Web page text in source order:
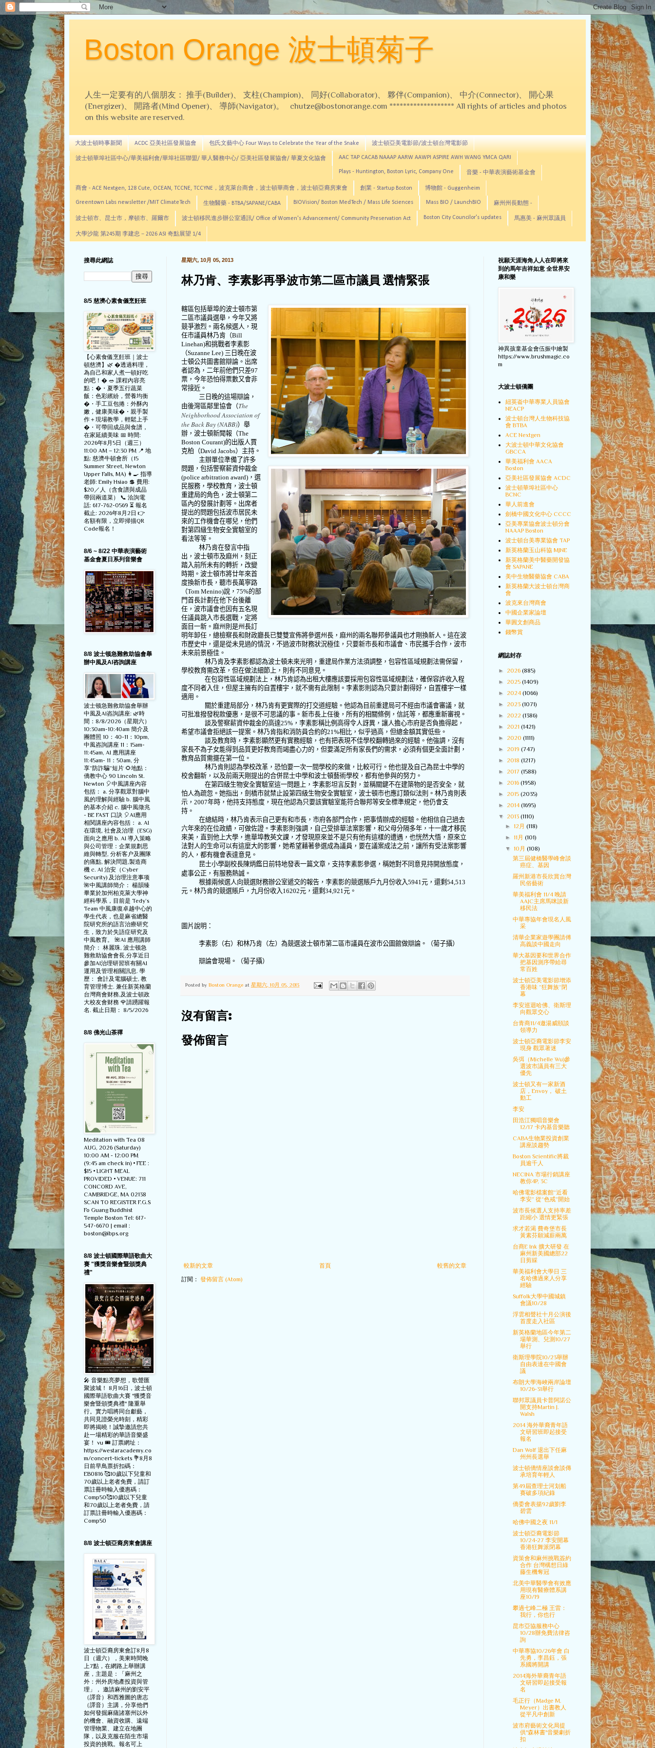
Boston Orange 波士頓菊子
人生一定要有的八個朋友： 推手(Builder)、 支柱(Champion)、 同好(Collaborator)、 夥伴(Companion)、 中介(Connector)、 開心果
(Energizer)、 開路者(Mind Opener)、 導師(Navigator)。 chutze@bostonorange.com ******************* All rights of articles and photos
on this website are reserved.
大波士頓時事新聞 ACDC 亞美社區發展協會 包氏文藝中心 Four Ways to Celebrate the Year of the Snake 波士頓亞美電影節/波士頓台灣電影節
波士頓華埠社區中心/華美福利會/華埠社區聯盟/ 華人醫務中心/ 亞美社區發展協會/ 華夏文化協會 AAC TAP CACAB NAAAP AARW AAWPI ASPIRE AWH WANG YMCA QARI
Plays - Huntington, Boston Lyric, Company One 音樂 - 中華表演藝術基金會
商會 - ACE Nextgen, 128 Cute, OCEAN, TCCNE, TCCYNE，波克萊台商會，波士頓華商會，波士頓亞裔房東會 創業 - Startup Boston 博物館 - Guggenheim
Greentown Labs newsletter /MIT ClimateTech 生物醫藥 - BTBA/SAPANE/CABA BIOVision/ Boston MedTech / Mass Life Sciences Mass BIO / LaunchBIO 麻州州長動態 -
波士頓市、昆士市，摩頓市、羅爾市 波士頓移民進步辦公室通訊/ Office of Women's Advancement/ Community Preservation Act Boston City Councilor's updates 馬惠美 - 麻州眾議員
大學沙龍 第245期 李建忠－2026 ASI 奇點展望 1/4
星期六, 10月 05, 2013
林乃肯、李素影再爭波市第二區市議員 選情緊張
轄區包括華埠的波士頓市第
二區市議員選舉，今年又將
競爭激烈。兩名候選人，現
任市議員林乃肯（Bill
Linehan)和挑戰者李素影
（Suzanne Lee) 三日晚在波
士頓公共圖書館辯論。出席
者認為，二年前他們只差97
票，今年恐怕得票數又會非
常接近。
三日晚的這場辯論，
由後灣區鄰里協會（The
Neighborhood Association of
the Back Bay (NABB)）舉
辦，波士頓新聞報（The
Boston Courant)的出版人賈
克柏（David Jacobs）主持。
主辦單位準備了許多
問題，包括警察薪資仲裁金
(police arbitration award) ，選
民服務，學校教育，波士頓
重建局的角色，波士頓第二
區內的發展計劃等。出席者
提出的問題包括波市居民未
來的工作機會在哪兒，他們
對第四級生物安全實驗室的
看法等等。
林乃肯在發言中指
出，波士頓市及麻州，刻正
踏入前所未有的轉折，改變
時期。波士頓市將廿年來首
度換新市長，聽市長萬寧路
（Tom Menino)說， 75%的部
門首長計劃在他下台後離
任，波市議會也因有五名現
任議員跳入市長選戰，定將
面目一新。麻州則是州長訂
明年卸任，總檢察長和財政廳長已雙雙宣佈將參選州長，麻州的兩名聯邦參議員也才剛換新人。這在波
市歷史中，還是從未見過的情況，不過波市財務狀況極佳，只要新市長和市議會、市民攜手合作，波市
未來前景極佳。
林乃肯及李素影都認為波士頓未來光明，重建局作業方法須調整，包容性區域規劃法需保留，
學校教育需改革，但在做法細節上，則有不同意見。
在包容性區域規劃法上，林乃肯認為出租大樓應該要採用包容性區域規劃法，確保容許收入程
度不同者入住，但屋主擁有的自置樓宇，就不需有此限制。李素影則認為只要計劃得好，自置樓宇一樣
適用。
關於重建局部分，林乃肯有更實際的打交道經驗。他認為目前重建局可不經由市議會審議，就
可批准撥發稅款優惠，是很不可思議的事。新市長上任後，所有的相關條例，信託等，都應重新審視。
談及警察薪資仲裁金的高達25% ，李素影稱比例高得令人訝異，讓人擔心市府是否負擔得起，
希望市議會拒絕該一提案。林乃肯指和消防員合約的21%相比，似乎過高，但總金額其實低些。
談及教育時，李素影顯然更有實務經驗，也有把表現不佳學校翻轉過來的經驗。他強調，沒有
家長不為子女能得到品質更好教育而竭盡心力的，但要滿足所有家長們的需求，必須有個更全面計劃，
教育品質需擺在第一位。
林乃肯則認為學校改革，恐怕要一次一間學校的來做，比較可行。他也提及自己為昆士中學的
校舍翻新，以及前兩天剛提出的合併昆士中學和波士頓藝術學校，都有他參與的努力。
在第四級生物安全實驗室這一問題上，李素影坦言反對，並稱關鍵不在建築物的是否安全，就
怕人為疏忽。她指出，劍橋市就禁止設第四級生物安全實驗室，波士頓市也應訂類似法則。林乃肯則表
示， 2007年時，他持支持態度，現在他認為只要該實驗室能符合聯邦等安全標準規定，他仍會支
持。
在總結時，林乃肯表示自己更有和市長，市府各部門合作，把事情辦成的經驗。他相信自己過去
六年來的在位政績，可做佐證。李素影則強調，自己受排華法案影響，和父母分隔多年，十一歲才移民
來美，直到他上大學，進華埠教英文課，才發現原來並不是只有他有這樣的遭遇，也恍然大悟，原來立
法對人的生命可以有這麼大的影響，她希望藉著參選成為議員，要在議案成法之前，讓所有受法案影響
的人，都有機會表達意見。
昆士小學副校長陳炳鑑日前特地發表一篇文章，支持李素影參選，稱她對不同意見持開放態度，
處事公正，有服務熱誠。
根據兩候選人向競選財務辦公室遞交的報告，李素影的競選賬戶九月份收入5941元，還剩 54,513
元。林乃肯的競選賬戶，九月份收入16202元，還剩 34,921元。
圖片說明：
李素影（右）和林乃肯（左）為競選波士頓市第二區市議員在波市公圖館做辯論。（菊子攝）
辯論會現場。（菊子攝）
Posted by Boston Orange at 星期六, 10月 05, 2013
沒有留言:
發佈留言
較新的文章 較舊的文章
首頁
訂閱： 發佈留言 (Atom)
搜尋此網誌
8/5 慈濟心素食儀烹飪班
【心素食儀烹飪班｜波士
頓慈濟】🌿 �透過料理，
為自己和家人煮一頓好吃
的吧！� 🥗 課程內容亮
點：�・夏季五行蔬菜
飯：色彩繽紛，營養均衡
�・手工豆包捲：外酥內
嫩，健康美味�・親手製
作＋現場教學，輕鬆上手
�・可帶回成品與食譜，
在家延續美味 📅 時間:
2026年8月5日（週三）
11:00 AM – 12:30 PM 📍 地
點: 慈濟牛頓會所（15
Summer Street, Newton
Upper Falls, MA) 👩‍🍳 指導
老師: Emily Hsiao 💲 費用:
$20／人（含食譜與成品
帶回兩道菜） 📞 洽詢電
話: 617-762-0569 ⏳ 報名
截止: 2026年8月2日 👉
名額有限，立即掃描QR
Code報名！
8/6 ~ 8/22 中華表演藝術
基金會夏日系列音樂會
8/8 波士顿急難救助協會舉
辦中風及AI咨詢講座
波士顿急難救助協會舉辦
中風及AI咨詢講座: 🌿時
間：8/8/2026（星期六）
10:30am-10:40am 簡介及
團體照 10：40-11：10pm,
中風咨詢講座 11：15am-
11:45am, AI 應用講座
11:45am- 11：50am, 分
享”防詐騙”短片 🌻地點：
僑教中心 90 Lincoln St.
Newton 🎈中風講座內容
包括： a. 分享觀眾對腦中
風的理解與經驗 b. 腦中風
的基本介紹 c. 腦中風徵兆
- BE FAST 口訣 🎈AI應用
相関講座內容包括： a. AI
在環境, 社會及治理（ESG)
面向之應用 b. AI 導入策略
與公司管理：企業規劃思
維與轉型, 分析客户及團隊
的痛點, 解決問題,製造商
機 c. AI 治安（Cyber
Security) 及治理注意事项
🌺中風講師簡介： 楊韻臻
畢業於加州柏克萊大學神
經科學系，目前是 Tedy‘s
Team 中風康復卓越中心的
學生代表，也是麻省總醫
院研究所的語言治療研究
生，致力於失語症研究及
中風教育。 🌺AI 應用講師
簡介： 林麗珠, 波士顿急
難救助協會會長,分享近日
參加AI治理研習班有關AI
運用及管理相關訊息. 學
歷： 會計及電腦硕士, 教
育管理博士. 兼任新英格蘭
台灣商會财務,及波士頓政
大校友會财務 🌹請踴躍報
名. 截止日期： 8/5/2026
8/8 佛光山茶禪
Meditation with Tea 08
AUG, 2026 (Saturday)
10:00 AM - 12:00 PM
(9:45 am check in) • FEE :
$15 • LIGHT MEAL
PROVIDED • VENUE: 711
CONCORD AVE,
CAMBRIDGE, MA 02138
SCAN TO REGISTER F.G.S
Fo Guang Buddhist
Temple Boston Tel: 617-
547-6670 | email :
boston@ibps.org
8/8 波士頓國際華語歌曲大
賽 "獲獎音樂會暨頒獎典
禮"
🎤 音樂點亮夢想，歌聲匯
聚波城！ 8月16日，波士頓
國際華語歌曲大賽 "獲獎音
樂會暨頒獎典禮" 隆重舉
行。實力唱將同台獻藝，
共同見證榮光時刻，精彩
即將揭曉！誠摯邀請您共
赴一場精彩的華語音樂盛
宴！ vu 🎟️ 訂票網址：
https://westaracademy.co
m/concert-tickets 💐8月8
日前早鳥票折扣碼：
EB0816 🥰10歲以下兒童和
70歲以上老者免費，請訂
票註冊時輸入優惠碼：
Comp50🥰10歲以下兒童
和70歲以上老者免費，請
訂票註冊時輸入優惠碼：
Comp50
8/8 波士頓亞裔房東會講座
波士頓亞裔房東會訂8月8
日（週六），美東時間晚
上7點，在網路上舉辦講
座，主題是：「麻州之
外：州外房地產投資與管
理」， 邀請麻州的劉安平
（譯音）和西雅圖的唐志
（譯音）主講，分享他們
如何發掘麻薩諸塞州以外
的機會、融資收購、遠端
管理物業、建立在地團
隊，以及克服在陌生市場
投資的挑戰。報名可上
祝願天涯海角人人在即將來
到的馬年吉祥如意 全世界安
康和樂
神異孩童基金會伍振中繪製
https://www.brushmagic.co
m
大波士頓僑團
紐英崙中華專業人員協會
NEACP
波士頓台灣人生物科技協
會 BTBA
ACE Nextgen
大波士頓中華文化協會
GBCCA
華美福利會 AACA
Boston
亞美社區發展協會 ACDC
波士頓華埠社區中心
BCNC
華人前進會
劍橋中國文化中心 CCCC
亞美專業協會波士頓分會
NAAAP Boston
波士頓台美專業協會 TAP
新英格蘭玉山科協 MJNE
新英格蘭美中醫藥開發協
會 SAPANE
美中生物醫藥協會 CABA
新英格蘭大波士頓台灣商
會
波克來台灣商會
中國企業家論壇
華圓文創商品
錢幣賞
網誌封存
► 2026 (885)
► 2025 (1409)
► 2024 (1066)
► 2023 (1071)
► 2022 (1386)
► 2021 (1421)
► 2020 (1111)
► 2019 (747)
► 2018 (1217)
► 2017 (1588)
► 2016 (1958)
► 2015 (2035)
► 2014 (1695)
▼ 2013 (1110)
►12月(118)
►11月(101)
▼10月(108)
第三屆健橋醫學峰會談
癌症、基因
羅州新港市長欣賞台灣
民俗藝術
華美福利會 11/4 晚請
AAJC主席馬咪談新
移民法
中華專協年會現名人風
采
清華企業家遊學團請傅
高義談中國走向
華大基因要和世界合作
把基因測序帶給尋
常百姓
波士頓亞美電影節增添
香港味 ”狂舞族“閉
幕
李安巡迴哈佛、衛斯理
向觀眾交心
台青商11/4邀湯威頤談
領導力
波士頓亞裔電影節李安
現身 觀眾著迷
吳弭（Michelle Wu)參
選波市議員有三大
優先
波士頓又有一家新酒
店，Envoy， 破土
動工
李安
田浩江獨唱音樂會
12/17 卡內基音樂聽
CABA生物業投資創業
講座談趨勢
Boston Scientific將裁
員逾千人
NECINA 市場行銷講座
教你4P, 3C
哈佛電影檔案館“近看
李安” 從“色戒”開始
波市長候選人支持率差
距縮小 選情更緊張
求才若渴 費奇堡市長
黃素芬願減薪兩萬
台商E Ink 擴大研發 在
麻州新美國總部22
日剪綵
華美福利會大學日 三
名哈佛過來人分享
經驗
Suffolk大學中國城鎮
會議10/28
浮雲相聲社十月公演後
首度走入社區
新英格蘭地區今年第二
場華測、兒測10/27
舉行
衛斯理學院10/23舉辦
自由表達在中國會
議
布朗大學海峽兩岸論壇
10/26-31舉行
聯邦眾議員卡普阿諾公
開支持Martin J.
Walsh
2014 海外華裔青年語
文研習班即起接受
報名
Dan Wolf 退出下任麻
州州長選舉
波士頓僑情座談會談傳
承培育年輕人
第49屆查理士河划船
賽破多項紀錄
僑委會表揚92歲劉李
碧雲
哈佛中國之夜 11/1
波士頓亞裔電影節
10/24-27 李安開幕
香港狂舞派閉幕
資策會和麻州挑戰簽約
合作 台灣構想日綠
藤生機奪冠
北美中華醫學會有效應
用現有醫療體系講
座10/19
攀過七峰二極 王雷：
我行，你也行
昆市亞協服務中心
10/28辦免費法律咨
詢
中華專協10/26年會 白
先勇，李昌鈺，張
系國將開講
2014海外華裔青年語
文研習即起接受報
名
毛正行（Madge M.
Meyer）出書教人
從平凡中創新
波市府藝術文化局提
供"森林書"音樂劇折
扣